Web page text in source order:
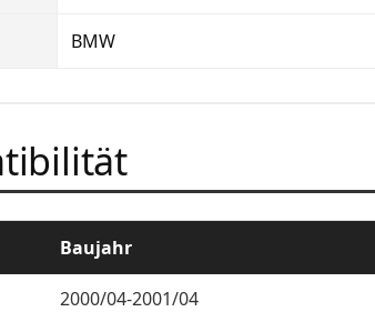
BMW
Baujahr
2000/04-2001/04